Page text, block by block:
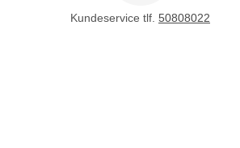
Kundeservice tlf. 50808022